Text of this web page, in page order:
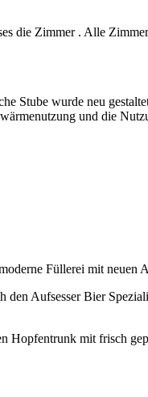
die Zimmer . Alle
Stube wurde neu
und die
Füllerei mit neuen
Aufsesser Bier
Hopfentrunk mit frisch